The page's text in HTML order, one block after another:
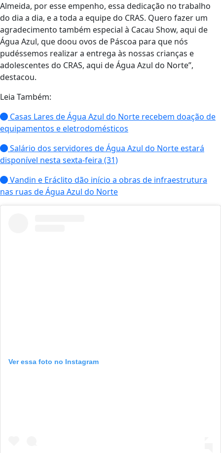
Almeida, por esse empenho, essa dedicação no trabalho
do dia a dia, e a toda a equipe do CRAS. Quero fazer um
agradecimento também especial à Cacau Show, aqui de
Água Azul, que doou ovos de Páscoa para que nós
pudéssemos realizar a entrega às nossas crianças e
adolescentes do CRAS, aqui de Água Azul do Norte”,
destacou.
Leia Também:
Casas Lares de Água Azul do Norte recebem doação de
equipamentos e eletrodomésticos
Salário dos servidores de Água Azul do Norte estará
disponível nesta sexta-feira (31)
Vandin e Eráclito dão início a obras de infraestrutura
nas ruas de Água Azul do Norte
Ver essa foto no Instagram